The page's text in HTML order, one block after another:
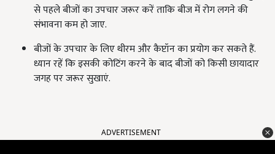
से पहले बीजों का उपचार जरूर करें ताकि बीज में रोग लगने की
संभावना कम हो जाए.
बीजों के उपचार के लिए थीरम और कैप्टॉन का प्रयोग कर सकते हैं.
ध्यान रहें कि इसकी कोटिंग करने के बाद बीजों को किसी छायादार
जगह पर जरूर सुखाएं.
ADVERTISEMENT